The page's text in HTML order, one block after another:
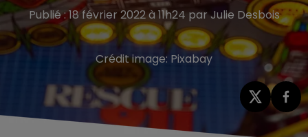
Publié : 18 février 2022 à 11h24 par Julie Desbois
Crédit image: Pixabay